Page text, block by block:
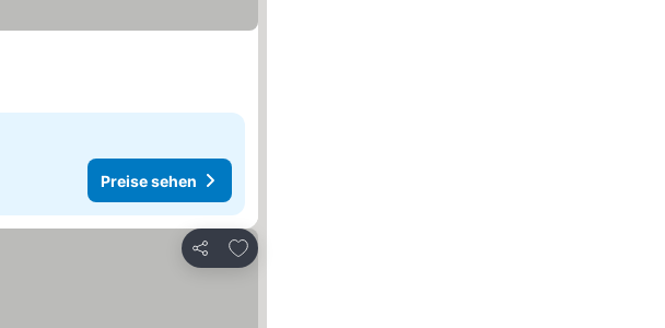
Preise sehen
Teilen
Zu Favoriten hinzufügen